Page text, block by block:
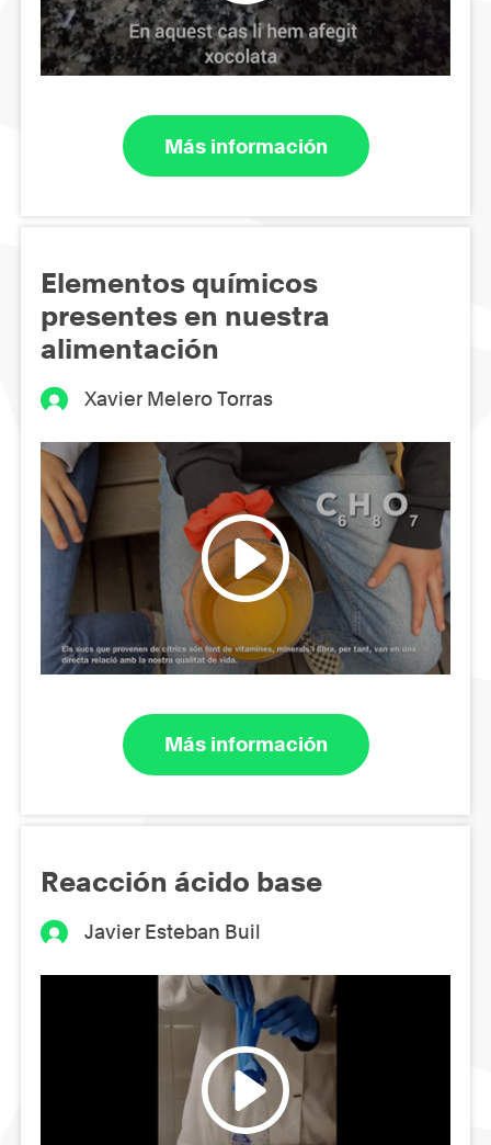
Más información
Elementos químicos
presentes en nuestra
alimentación
Xavier Melero Torras
Más información
Reacción ácido base
Javier Esteban Buil